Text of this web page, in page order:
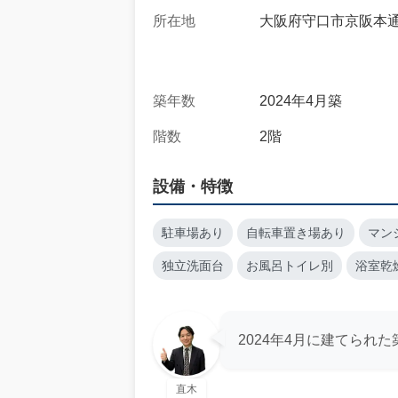
所在地 大阪府守口市京阪本
築年数 2024年4月築
階数 2階
設備・特徴
駐車場あり 自転車置き場あり マン
独立洗面台 お風呂トイレ別 浴室乾
直木
2024年4月に建てられた